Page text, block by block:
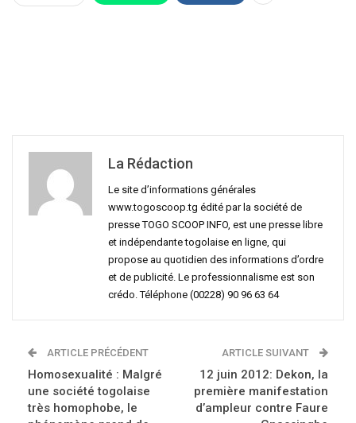
La Rédaction
Le site d’informations générales
www.togoscoop.tg édité par la société de
presse TOGO SCOOP INFO, est une presse libre
et indépendante togolaise en ligne, qui
propose au quotidien des informations d’ordre
et de publicité. Le professionnalisme est son
crédo. Téléphone (00228) 90 96 63 64
ARTICLE PRÉCÉDENT
Homosexualité : Malgré
une société togolaise
très homophobe, le
ARTICLE SUIVANT
12 juin 2012: Dekon, la
première manifestation
d’ampleur contre Faure